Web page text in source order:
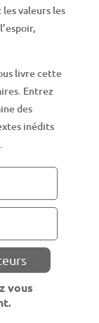
valeurs les
livre cette
Entrez
des
inédits